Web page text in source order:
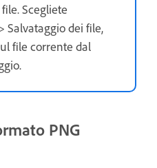
Scegliete
Salvataggio dei file,
file corrente dal
PNG